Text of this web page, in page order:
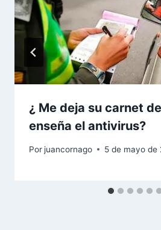
¿ Me deja su carnet
enseña el antivirus?
Por juancornago 5 de mayo de